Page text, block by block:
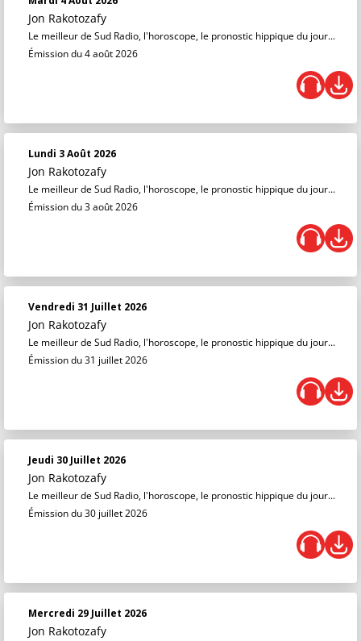
Jon Rakotozafy
Le meilleur de Sud Radio, l'horoscope, le pronostic hippique du jour...
Émission du 4 août 2026
Lundi 3 Août 2026
Jon Rakotozafy
Le meilleur de Sud Radio, l'horoscope, le pronostic hippique du jour...
Émission du 3 août 2026
Vendredi 31 Juillet 2026
Jon Rakotozafy
Le meilleur de Sud Radio, l'horoscope, le pronostic hippique du jour...
Émission du 31 juillet 2026
Jeudi 30 Juillet 2026
Jon Rakotozafy
Le meilleur de Sud Radio, l'horoscope, le pronostic hippique du jour...
Émission du 30 juillet 2026
Mercredi 29 Juillet 2026
Jon Rakotozafy